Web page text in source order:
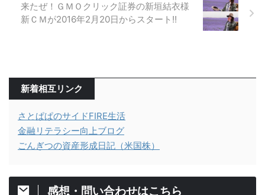
来たぜ！ＧＭＯクリック証券の新垣結衣様
新ＣＭが2016年2月20日からスタート!!
新着相互リンク
さとぱぱのサイドFIRE生活
金融リテラシー向上ブログ
ごんぎつの資産形成日記（米国株）
感想・問い合わせはこちら